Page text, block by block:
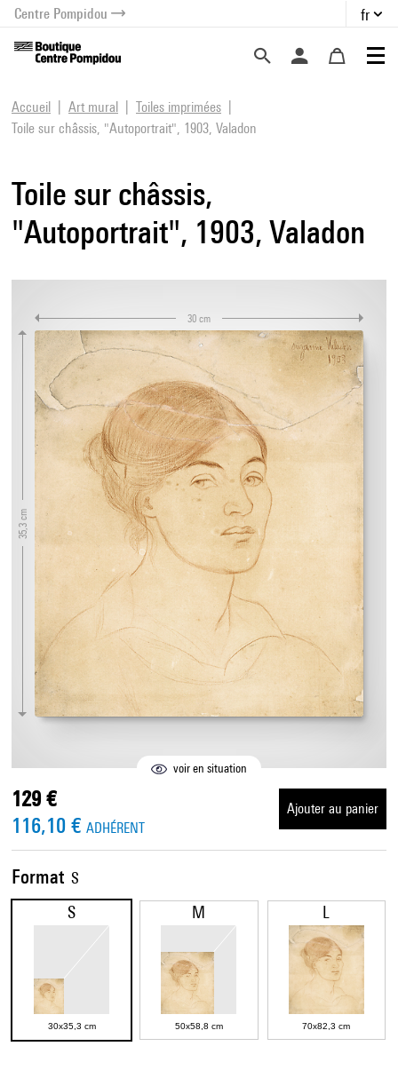
menu
contenu
Centre Pompidou fr
Accueil Art mural
Toiles imprimées
Toile sur châssis, "Autoportrait", 1903, Valadon
Toile sur châssis,
"Autoportrait", 1903, Valadon
30 cm
35,3 cm
voir en situation
Format S
S
30x35,3 cm
M
50x58,8 cm
L
70x82,3 cm
129 €
116,10 € ADHÉRENT
Ajouter au panier